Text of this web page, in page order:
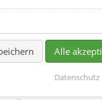
Patzeltin der
In
Alle
Datenschutz